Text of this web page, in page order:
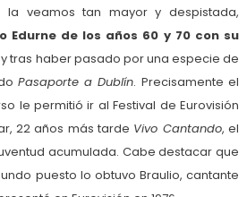
la veamos tan mayor y despistada,
de los años 60 y 70 con su
y tras haber pasado por una especie de
Pasaporte a Dublín. Precisamente el
le permitió ir al Festival de Eurovisión
22 años más tarde Vivo Cantando, el
acumulada. Cabe destacar que
puesto lo obtuvo Braulio, cantante